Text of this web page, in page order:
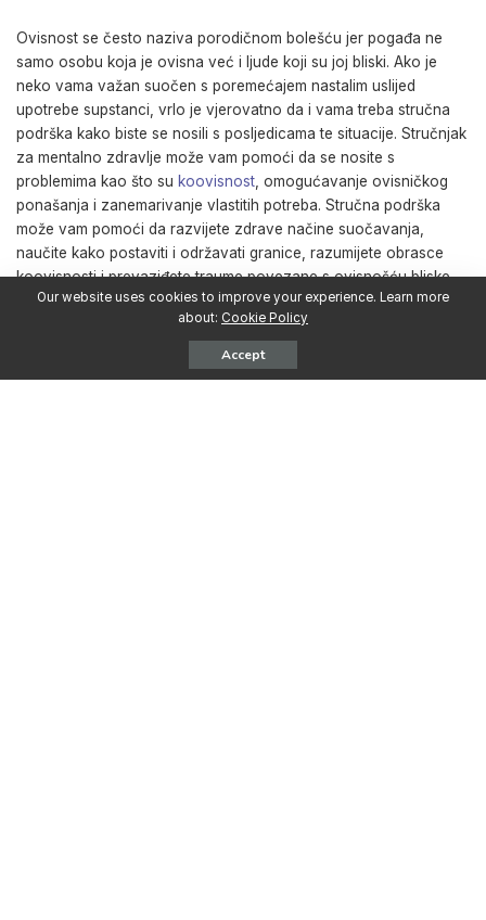
Ovisnost se često naziva porodičnom bolešću jer pogađa ne
samo osobu koja je ovisna već i ljude koji su joj bliski. Ako je
neko vama važan suočen s poremećajem nastalim uslijed
upotrebe supstanci, vrlo je vjerovatno da i vama treba stručna
podrška kako biste se nosili s posljedicama te situacije. Stručnjak
za mentalno zdravlje može vam pomoći da se nosite s
problemima kao što su koovisnost , omogućavanje ovisničkog
ponašanja i zanemarivanje vlastitih potreba. Stručna podrška
može vam pomoći da razvijete zdrave načine suočavanja,
naučite kako postaviti i održavati granice, razumijete obrasce
koovisnosti i prevaziđete traume povezane s ovisnošću bliske
osobe.
Udaljite se i zadržite potrebnu distance.
Our website uses cookies to improve your experience. Learn more
about: Cookie Policy
Accept